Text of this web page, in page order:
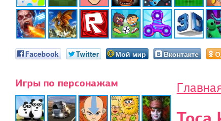
Facebook Twitter Мой мир Вконтакте
Игры по персонажам